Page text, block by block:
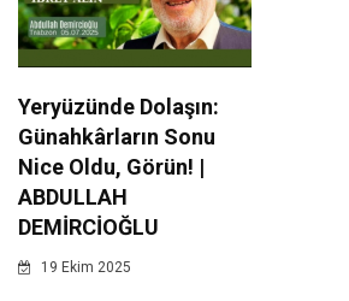
Yeryüzünde Dolaşın:
Günahkârların Sonu
Nice Oldu, Görün! |
ABDULLAH
DEMİRCİOĞLU
19 Ekim 2025